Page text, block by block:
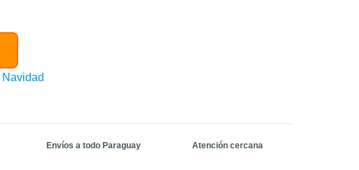
Navidad
Envíos a todo Paraguay Atención cercana